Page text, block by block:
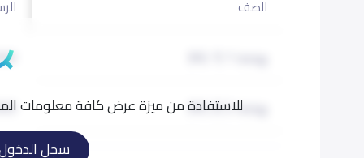
للاستفادة من ميزة عرض كافة معلومات
سجل
الصف
روضة 2 (KG 2)